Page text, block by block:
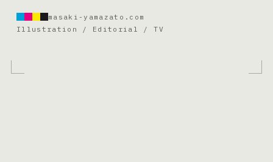
masaki-yamazato.com
Illustration / Editorial / TV